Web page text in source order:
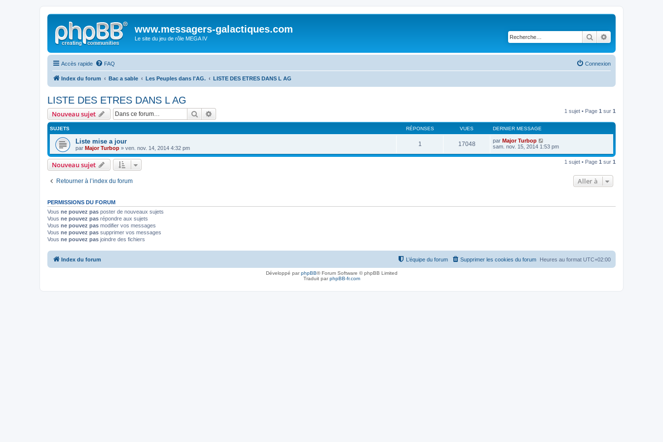
www.messagers-galactiques.com
Le site du jeu de rôle MEGA IV Rechercher
Accès rapide FAQ Connexion
Index du forum Bac a sable Les Peuples dans l'AG. LISTE DES ETRES DANS L AG
LISTE DES ETRES DANS L AG
Nouveau sujet Rechercher 1 sujet • Page 1 sur 1
SUJETS RÉPONSES VUES DERNIER MESSAGE
Liste mise a jour
par Major Turbop » ven. nov. 14, 2014 4:32 pm
1 17048 par Major Turbop
sam. nov. 15, 2014 1:53 pm
Nouveau sujet 1 sujet • Page 1 sur 1
Retourner à l’index du forum Aller à
PERMISSIONS DU FORUM
Vous ne pouvez pas poster de nouveaux sujets
Vous ne pouvez pas répondre aux sujets
Vous ne pouvez pas modifier vos messages
Vous ne pouvez pas supprimer vos messages
Vous ne pouvez pas joindre des fichiers
Index du forum Heures au format UTC+02:00
Supprimer les cookies du forum
L’équipe du forum
Développé parphpBB® Forum Software © phpBB Limited
Traduit parphpBB-fr.com